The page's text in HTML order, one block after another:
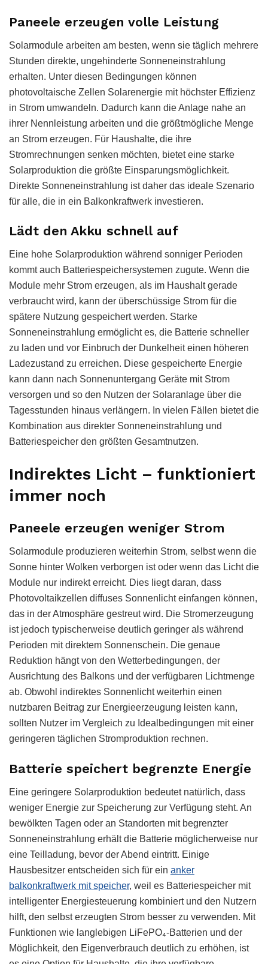
Paneele erzeugen volle Leistung
Solarmodule arbeiten am besten, wenn sie täglich mehrere
Stunden direkte, ungehinderte Sonneneinstrahlung
erhalten. Unter diesen Bedingungen können
photovoltaische Zellen Solarenergie mit höchster Effizienz
in Strom umwandeln. Dadurch kann die Anlage nahe an
ihrer Nennleistung arbeiten und die größtmögliche Menge
an Strom erzeugen. Für Haushalte, die ihre
Stromrechnungen senken möchten, bietet eine starke
Solarproduktion die größte Einsparungsmöglichkeit.
Direkte Sonneneinstrahlung ist daher das ideale Szenario
für alle, die in ein Balkonkraftwerk investieren.
Lädt den Akku schnell auf
Eine hohe Solarproduktion während sonniger Perioden
kommt auch Batteriespeichersystemen zugute. Wenn die
Module mehr Strom erzeugen, als im Haushalt gerade
verbraucht wird, kann der überschüssige Strom für die
spätere Nutzung gespeichert werden. Starke
Sonneneinstrahlung ermöglicht es, die Batterie schneller
zu laden und vor Einbruch der Dunkelheit einen höheren
Ladezustand zu erreichen. Diese gespeicherte Energie
kann dann nach Sonnenuntergang Geräte mit Strom
versorgen und so den Nutzen der Solaranlage über die
Tagesstunden hinaus verlängern. In vielen Fällen bietet die
Kombination aus direkter Sonneneinstrahlung und
Batteriespeicher den größten Gesamtnutzen.
Indirektes Licht – funktioniert
immer noch
Paneele erzeugen weniger Strom
Solarmodule produzieren weiterhin Strom, selbst wenn die
Sonne hinter Wolken verborgen ist oder wenn das Licht die
Module nur indirekt erreicht. Dies liegt daran, dass
Photovoltaikzellen diffuses Sonnenlicht einfangen können,
das in der Atmosphäre gestreut wird. Die Stromerzeugung
ist jedoch typischerweise deutlich geringer als während
Perioden mit direktem Sonnenschein. Die genaue
Reduktion hängt von den Wetterbedingungen, der
Ausrichtung des Balkons und der verfügbaren Lichtmenge
ab. Obwohl indirektes Sonnenlicht weiterhin einen
nutzbaren Beitrag zur Energieerzeugung leisten kann,
sollten Nutzer im Vergleich zu Idealbedingungen mit einer
geringeren täglichen Stromproduktion rechnen.
Batterie speichert begrenzte Energie
Eine geringere Solarproduktion bedeutet natürlich, dass
weniger Energie zur Speicherung zur Verfügung steht. An
bewölkten Tagen oder an Standorten mit begrenzter
Sonneneinstrahlung erhält die Batterie möglicherweise nur
eine Teilladung, bevor der Abend eintritt. Einige
Hausbesitzer entscheiden sich für ein anker
balkonkraftwerk mit speicher, weil es Batteriespeicher mit
intelligenter Energiesteuerung kombiniert und den Nutzern
hilft, den selbst erzeugten Strom besser zu verwenden. Mit
Funktionen wie langlebigen LiFePO₄-Batterien und der
Möglichkeit, den Eigenverbrauch deutlich zu erhöhen, ist